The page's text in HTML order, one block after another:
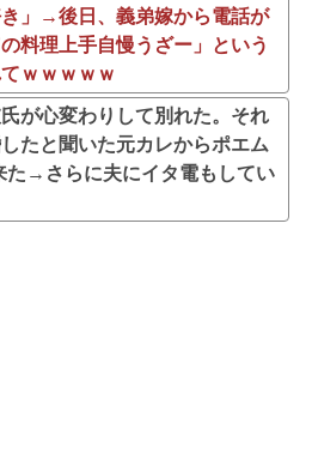
」→後日、義弟嫁から電話が
料理上手自慢うざー」という
ｗｗｗｗｗ
が心変わりして別れた。それ
たと聞いた元カレからポエム
た→さらに夫にイタ電もしてい